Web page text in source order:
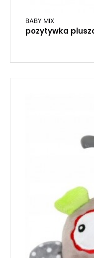
BABY MIX
pozytywka